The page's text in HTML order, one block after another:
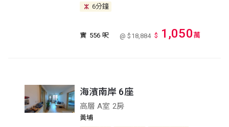
6分鐘
實 556 呎 @ $18,884 $ 1,050萬
海濱南岸 6座
高層 A室 2房
黃埔